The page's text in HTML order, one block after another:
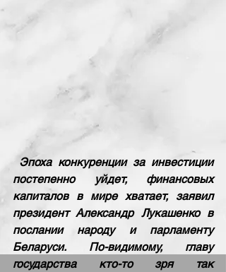
Эпоха конкуренции за инвестиции
постепенно уйдет, финансовых
капиталов в мире хватает, заявил
президент Александр Лукашенко в
послании народу и парламенту
Беларуси. По-видимому, главу
государства кто-то зря так